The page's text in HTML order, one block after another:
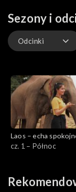
Sezony i
Odcinki
Laos – echa
cz. 1 – Północ